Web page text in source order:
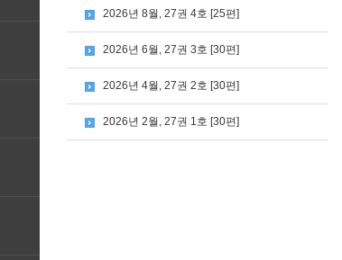
2026년 8월, 27권 4호 [25편]
2026년 6월, 27권 3호 [30편]
2026년 4월, 27권 2호 [30편]
2026년 2월, 27권 1호 [30편]